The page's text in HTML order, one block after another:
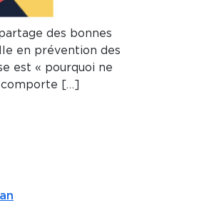
des bonnes
en prévention des
est « pourquoi ne
comporte […]